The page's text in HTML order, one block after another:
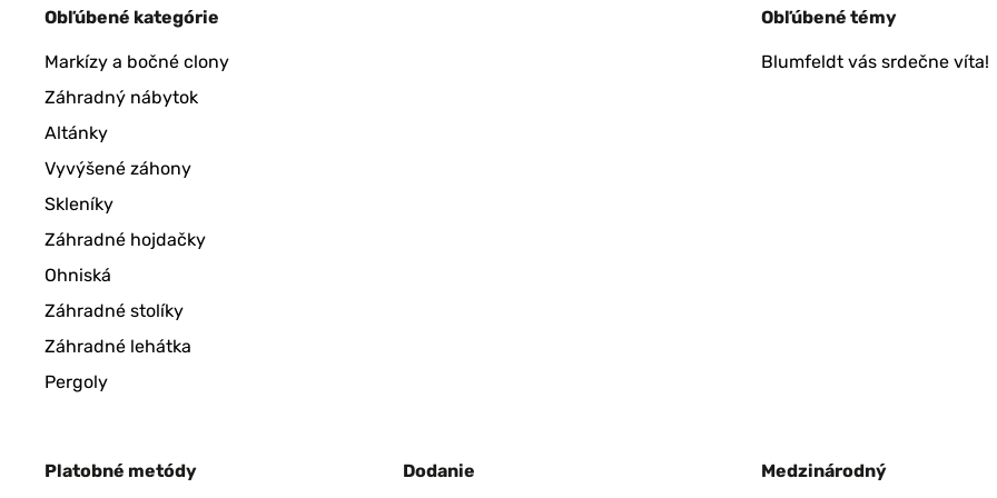
Obľúbené kategórie
Markízy a bočné clony
Záhradný nábytok
Altánky
Vyvýšené záhony
Skleníky
Záhradné hojdačky
Ohniská
Záhradné stolíky
Záhradné lehátka
Pergoly
Obľúbené témy
Blumfeldt vás srdečne víta!
Platobné metódy Dodanie Medzinárodný